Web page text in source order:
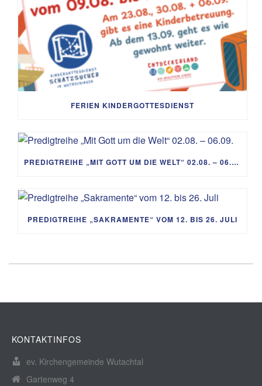
FERIEN KINDERGOTTESDIENST
PREDIGTREIHE „MIT GOTT UM DIE WELT“ 02.08. – 06.09.
PREDIGTREIHE „SAKRAMENTE“ VOM 12. BIS 26. JULI
KONTAKTINFOS
ev. Kirchengemeinde Wutachtal
Gartenweg 4